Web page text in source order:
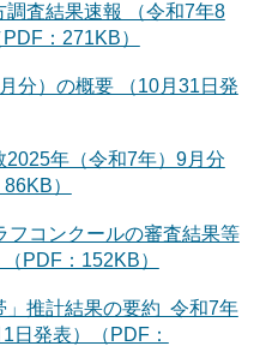
査結果速報 （令和7年8
：271KB）
分）の概要 （10月31日発
年（令和7年）9月分
）
フコンクールの審査結果等
PDF：152KB）
」推計結果の要約 令和7年
日発表）（PDF：